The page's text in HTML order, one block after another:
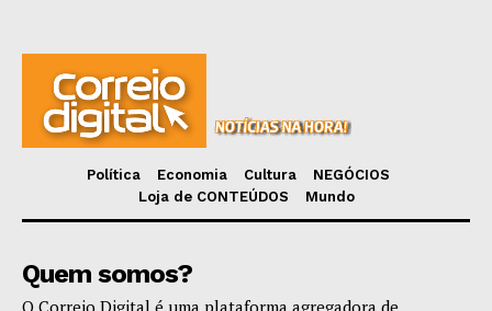
Política Economia Cultura
NEGÓCIOS
Loja de CONTEÚDOS
Mundo
Quem somos?
O Correio Digital é uma plataforma agregadora de